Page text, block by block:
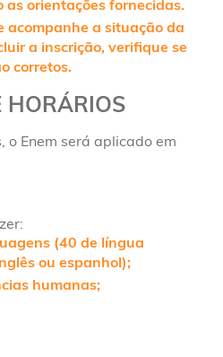
orientações fornecidas.
acompanhe a situação da
a inscrição, verifique se
corretos.
HORÁRIOS
o Enem será aplicado em
(40 de língua
ou espanhol);
humanas;